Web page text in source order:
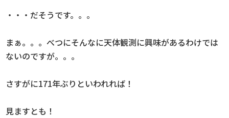
・・・だそうです。。。
まぁ。。。べつにそんなに天体観測に興味があるわけでは
ないのですが。。。
さすがに171年ぶりといわれれば！
見ますとも！